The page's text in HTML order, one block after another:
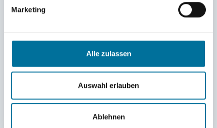
Marketing
Alle zulassen
Auswahl erlauben
Ablehnen
Träume
Bildergalerie Azoren
Spoiler-Alarm
Kein Einzelfall – Das System hinter sexualisierter
Zwischenstopp zum Diesel-Bunkern
HSHS-Olympics und SBF-Panik